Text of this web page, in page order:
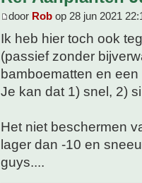
door Rob op 28 jun 2021
Ik heb hier toch ook
(passief zonder
bamboematten en
Je kan dat 1) snel, 2)
Het niet beschermen
lager dan -10 en
guys....